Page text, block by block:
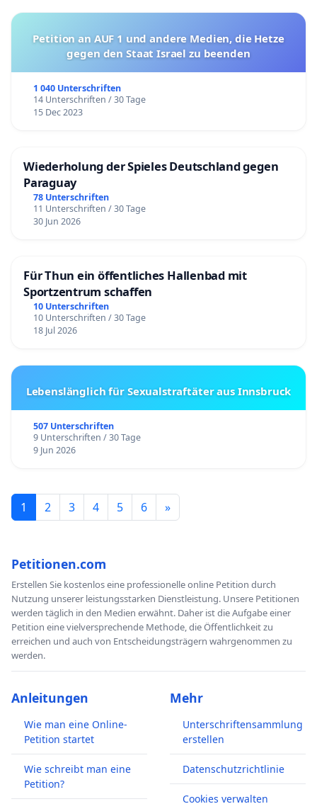
Petition an AUF 1 und andere Medien, die Hetze
gegen den Staat Israel zu beenden
1 040 Unterschriften
14 Unterschriften / 30 Tage
15 Dec 2023
Wiederholung der Spieles Deutschland gegen
Paraguay
78 Unterschriften
11 Unterschriften / 30 Tage
30 Jun 2026
Für Thun ein öffentliches Hallenbad mit
Sportzentrum schaffen
10 Unterschriften
10 Unterschriften / 30 Tage
18 Jul 2026
Lebenslänglich für Sexualstraftäter aus Innsbruck
507 Unterschriften
9 Unterschriften / 30 Tage
9 Jun 2026
1 2 3 4 5 6 »
Petitionen.com
Erstellen Sie kostenlos eine professionelle online Petition durch
Nutzung unserer leistungsstarken Dienstleistung. Unsere Petitionen
werden täglich in den Medien erwähnt. Daher ist die Aufgabe einer
Petition eine vielversprechende Methode, die Öffentlichkeit zu
erreichen und auch von Entscheidungsträgern wahrgenommen zu
werden.
Anleitungen
Wie man eine Online-
Petition startet
Wie schreibt man eine
Petition?
Mehr
Unterschriftensammlung
erstellen
Datenschutzrichtlinie
Cookies verwalten